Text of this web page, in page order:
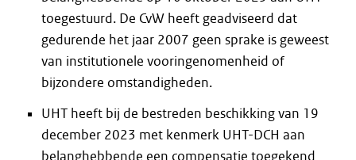
toegestuurd. De CvW heeft geadviseerd dat
gedurende het jaar 2007 geen sprake is geweest
van institutionele vooringenomenheid of
bijzondere omstandigheden.
UHT heeft bij de bestreden beschikking van 19
december 2023 met kenmerk UHT-DCH aan
belanghebbende een compensatie toegekend